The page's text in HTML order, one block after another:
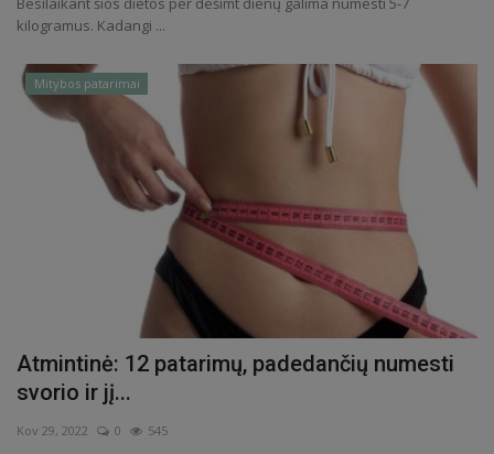
kilogramus. Kadangi ...
Mitybos patarimai
Atmintinė: 12 patarimų, padedančių numesti
svorio ir jį...
Kov 29, 2022 0 545